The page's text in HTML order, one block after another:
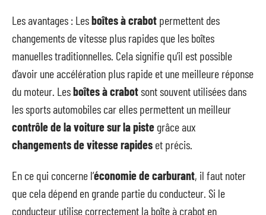
Les avantages : Lesboîtes à crabot permettent des
changements de vitesse plus rapides que les boîtes
manuelles traditionnelles. Cela signifie qu’il est possible
d’avoir une accélération plus rapide et une meilleure réponse
du moteur. Lesboîtes à crabotsont souvent utilisées dans
les sports automobiles car elles permettent un meilleur
contrôle de la voiture sur la piste grâce aux
changements de vitesse rapides et précis.
En ce qui concerne l’économie de carburant, il faut noter
que cela dépend en grande partie du conducteur. Si le
conducteur utilise correctement la boîte à crabot en